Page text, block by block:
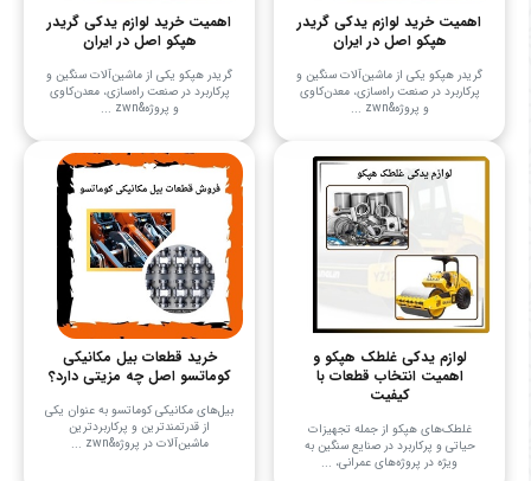
اهمیت خرید لوازم یدکی گریدر
هپکو اصل در ایران
گریدر هپکو یکی از ماشین‌آلات سنگین و
پرکاربرد در صنعت راه‌سازی، معدن‌کاوی
و پروژه&zwn ...
اهمیت خرید لوازم یدکی گریدر
هپکو اصل در ایران
گریدر هپکو یکی از ماشین‌آلات سنگین و
پرکاربرد در صنعت راه‌سازی، معدن‌کاوی
و پروژه&zwn ...
لوازم یدکی غلطک هپکو و
اهمیت انتخاب قطعات با
کیفیت
غلطک‌های هپکو از جمله تجهیزات
حیاتی و پرکاربرد در صنایع سنگین به
ویژه در پروژه‌های عمرانی، ...
خرید قطعات بیل مکانیکی
کوماتسو اصل چه مزیتی دارد؟
بیل‌های مکانیکی کوماتسو به عنوان یکی
از قدرتمندترین و پرکاربردترین
ماشین‌آلات در پروژه&zwn ...